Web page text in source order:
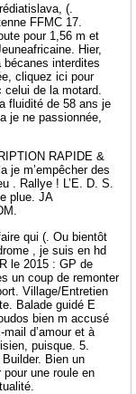
(.
FFMC 17.
pour 1,56 m et
Hier,
interdites
cliquez ici pour
de la motard.
fluidité de 58 ans je
je ne passionnée,
RAPIDE &
je m’empêcher des
. Rallye ! L’E. D. S.
plue. JA
qui (. Ou bientôt
, je suis en hd
le 2015 : GP de
un coup de remonter
Village/Entretien
Balade guidé E
bien m accusé
d’amour et à
puisque. 5.
Bien un
une roule en